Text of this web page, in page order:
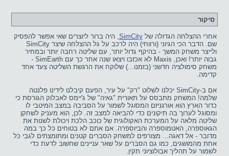
סיקור
אחרי ההצלחה הגדולה שלSimCity , היה ברור ליוצרים שאי אפשר להפסיק
שם. הדבר הכי הגיוני (ורווחי) היה לרכב על גל ההצלחה שיצר SimCity
ולייצר משחק המשך - בהיקף גדול יותר, עם שליטה רחבה יותר ובמחיר
גבוה יותר! ואכן, Maxis לא אכזבו ויצאו שנה אחר כך עם SimEarth -
משחק סימולציה חדשני (בזמנו...) שלוקח את הרגשת השליטה צעד אחד
קדימה.
אם ב-SimCity יכלנו לשלוט "רק" על עיר, הפעם קיבלנו לידינו פלנטה
שלמה! המשחק מתבסס על תאורית "גאיה" של ג'יימס לאבלוק הגורסת כי
כדור הארץ הוא אורגניזם המסוגל לשמור על הסביבה במצב המיטבי לו
ומסוגל לערוך בה תיקונים כדי להביאה למצב זה. לכן, הוא מעניק לשחקן
שליטה מלאה על המערכת האקולוגית של כוכב הלכת ויכולת לשנות את
הגאוספרה, האטמוספרה והביוספרה. אם אתם לא בטוחים כל כך במה
מדובר - אל דאגה... מצורפים למשחק הסברים קטנים ומתומצתים לגבי כל
אחת מהמושגים, כמו גם הסברים על שאר עניינים שחשוב לדעת כדי
לשמור על תהליך אבולוציוני תקין.